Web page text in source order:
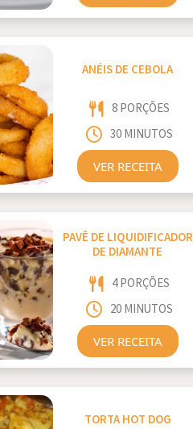
ANÉIS DE CEBOLA
8 PORÇÕES
30 MINUTOS
VER RECEITA
PAVÊ DE LIQUIDIFICADOR
DE DIAMANTE
4 PORÇÕES
20 MINUTOS
VER RECEITA
TORTA HOT DOG